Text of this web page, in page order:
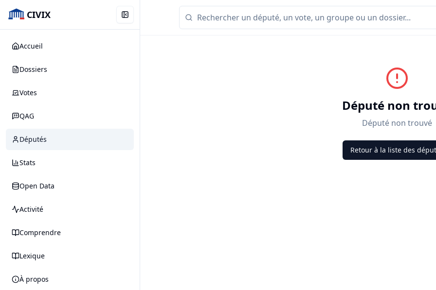
CIVIX
Accueil
Dossiers
Votes
QAG
Députés
Stats
Open Data
Activité
Comprendre
Lexique
À propos
Député non
Député non trouvé
Retour à la liste des